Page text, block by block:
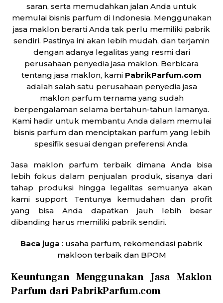
saran, serta memudahkan jalan Anda untuk
memulai bisnis parfum di Indonesia. Menggunakan
jasa maklon berarti Anda tak perlu memiliki pabrik
sendiri. Pastinya ini akan lebih mudah, dan terjamin
dengan adanya legalitas yang resmi dari
perusahaan penyedia jasa maklon. Berbicara
tentang jasa maklon, kami PabrikParfum.com
adalah salah satu perusahaan penyedia jasa
maklon parfum ternama yang sudah
berpengalaman selama bertahun-tahun lamanya.
Kami hadir untuk membantu Anda dalam memulai
bisnis parfum dan menciptakan parfum yang lebih
spesifik sesuai dengan preferensi Anda.
Jasa maklon parfum terbaik dimana Anda bisa
lebih fokus dalam penjualan produk, sisanya dari
tahap produksi hingga legalitas semuanya akan
kami support. Tentunya kemudahan dan profit
yang bisa Anda dapatkan jauh lebih besar
dibanding harus memiliki pabrik sendiri.
Baca juga : usaha parfum, rekomendasi pabrik
makloon terbaik dan BPOM
Keuntungan Menggunakan Jasa Maklon
Parfum dari PabrikParfum.com